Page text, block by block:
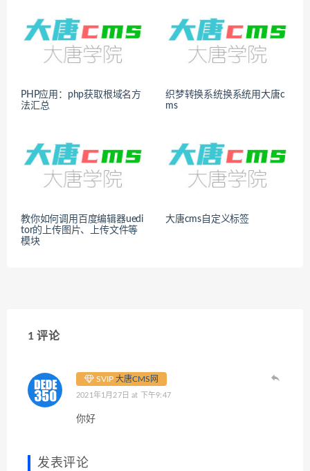
PHP应用：php获取根域名方
法汇总
织梦转换系统换系统用大唐c
ms
教你如何调用百度编辑器uedi
tor的上传图片、上传文件等
模块
大唐cms自定义标签
1 评论
SVIP 大唐CMS网
2021年1月27日 at 下午9:47
你好
发表评论